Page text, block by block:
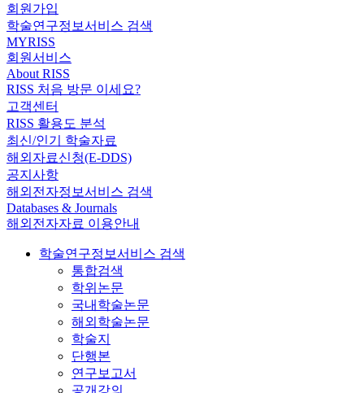
회원가입
학술연구정보서비스 검색
MYRISS
회원서비스
About RISS
RISS 처음 방문 이세요?
고객센터
RISS 활용도 분석
최신/인기 학술자료
해외자료신청(E-DDS)
공지사항
해외전자정보서비스 검색
Databases & Journals
해외전자자료 이용안내
학술연구정보서비스 검색
통합검색
학위논문
국내학술논문
해외학술논문
학술지
단행본
연구보고서
공개강의